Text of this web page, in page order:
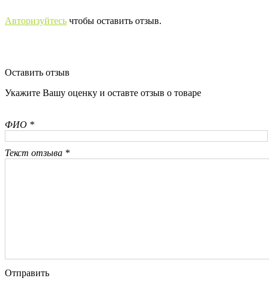
Авторизуйтесь чтобы оставить отзыв.
Оставить отзыв
Укажите Вашу оценку и оставте отзыв о товаре
ФИО *
Текст отзыва *
Отправить